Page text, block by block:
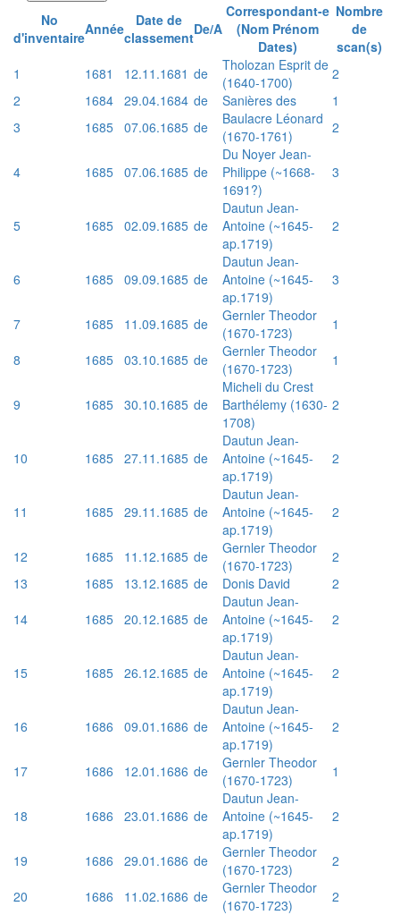
No
d'inventaireAnnée
Date de
classementDe/A
Correspondant-e
(Nom Prénom
Dates)
Nombre
de
scan(s)
1
1681 12.11.1681 de
Tholozan Esprit de
(1640-1700)
2
2
1684 29.04.1684 de Sanières des
1
3
1685 07.06.1685 de
Baulacre Léonard
(1670-1761)
2
4 1685 07.06.1685 de
Du Noyer Jean-
Philippe (~1668-
1691?)
3
5 1685 02.09.1685 de
Dautun Jean-
Antoine (~1645-
ap.1719)
2
6 1685 09.09.1685 de
Dautun Jean-
Antoine (~1645-
ap.1719)
3
7 1685 11.09.1685 de
Gernler Theodor
(1670-1723)
1
8
1685 03.10.1685 de
Gernler Theodor
(1670-1723)
1
9 1685 30.10.1685 de
Micheli du Crest
Barthélemy (1630-
1708)
2
10 1685 27.11.1685 de
Dautun Jean-
Antoine (~1645-
ap.1719)
2
11 1685 29.11.1685 de
Dautun Jean-
Antoine (~1645-
ap.1719)
2
12 1685 11.12.1685 de
Gernler Theodor
(1670-1723)
2
13
1685 13.12.1685 de Donis David
2
14
1685 20.12.1685 de
Dautun Jean-
Antoine (~1645-
ap.1719)
2
15 1685 26.12.1685 de
Dautun Jean-
Antoine (~1645-
ap.1719)
2
16 1686 09.01.1686 de
Dautun Jean-
Antoine (~1645-
ap.1719)
2
17 1686 12.01.1686 de
Gernler Theodor
(1670-1723)
1
18 1686 23.01.1686 de
Dautun Jean-
Antoine (~1645-
ap.1719)
2
19 1686 29.01.1686 de
Gernler Theodor
(1670-1723)
2
20
1686 11.02.1686 de
Gernler Theodor
(1670-1723)
2